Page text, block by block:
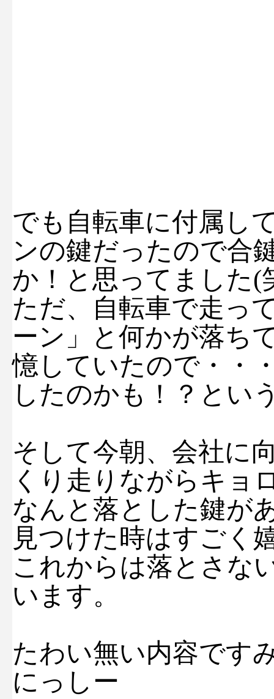
でも自転車に付属し
ンの鍵だったので合
か！と思ってました(
ただ、自転車で走っ
ーン」と何かが落ち
憶していたので・・
したのかも！？とい
そして今朝、会社に
くり走りながらキョ
なんと落とした鍵が
見つけた時はすごく
これからは落とさな
います。
たわい無い内容です
にっしー